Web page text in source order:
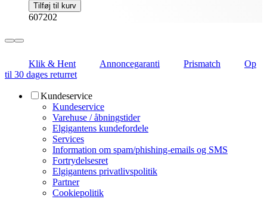
Tilføj til kurv
607202
Klik & Hent Annoncegaranti Prismatch
Op
til 30 dages returret
Kundeservice
Kundeservice
Varehuse / åbningstider
Elgigantens kundefordele
Services
Information om spam/phishing-emails og SMS
Fortrydelsesret
Elgigantens privatlivspolitik
Partner
Cookiepolitik